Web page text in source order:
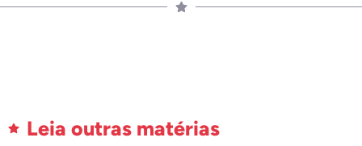
Leia outras matérias